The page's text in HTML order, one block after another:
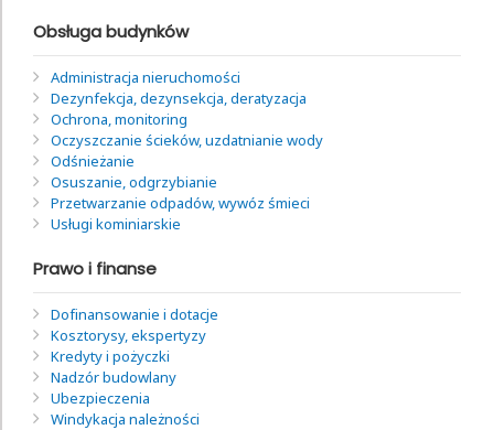
Obsługa budynków
Administracja nieruchomości
Dezynfekcja, dezynsekcja, deratyzacja
Ochrona, monitoring
Oczyszczanie ścieków, uzdatnianie wody
Odśnieżanie
Osuszanie, odgrzybianie
Przetwarzanie odpadów, wywóz śmieci
Usługi kominiarskie
Prawo i finanse
Dofinansowanie i dotacje
Kosztorysy, ekspertyzy
Kredyty i pożyczki
Nadzór budowlany
Ubezpieczenia
Windykacja należności